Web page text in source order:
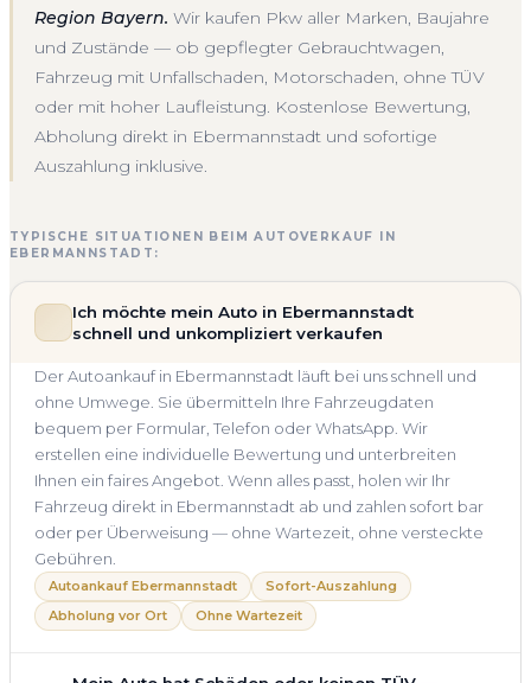
Region Bayern. Wir kaufen Pkw aller Marken, Baujahre
und Zustände — ob gepflegter Gebrauchtwagen,
Fahrzeug mit Unfallschaden, Motorschaden, ohne TÜV
oder mit hoher Laufleistung. Kostenlose Bewertung,
Abholung direkt in Ebermannstadt und sofortige
Auszahlung inklusive.
TYPISCHE SITUATIONEN BEIM AUTOVERKAUF IN
EBERMANNSTADT:
Ich möchte mein Auto in Ebermannstadt
schnell und unkompliziert verkaufen
Der Autoankauf in Ebermannstadt läuft bei uns schnell und
ohne Umwege. Sie übermitteln Ihre Fahrzeugdaten
bequem per Formular, Telefon oder WhatsApp. Wir
erstellen eine individuelle Bewertung und unterbreiten
Ihnen ein faires Angebot. Wenn alles passt, holen wir Ihr
Fahrzeug direkt in Ebermannstadt ab und zahlen sofort bar
oder per Überweisung — ohne Wartezeit, ohne versteckte
Gebühren.
Autoankauf Ebermannstadt
Sofort-Auszahlung
Abholung vor Ort
Ohne Wartezeit